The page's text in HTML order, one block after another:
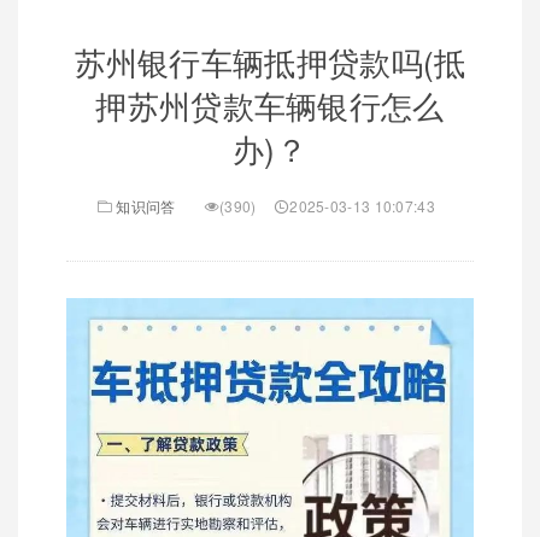
苏州银行车辆抵押贷款吗(抵
押苏州贷款车辆银行怎么
办)？
知识问答 (390) 2025-03-13 10:07:43